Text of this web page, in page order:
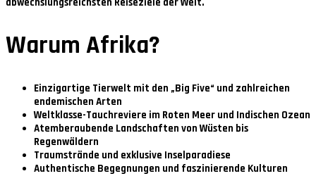
Warum Afrika?
Einzigartige Tierwelt mit den „Big Five“ und zahlreichen
endemischen Arten
Weltklasse-Tauchreviere im Roten Meer und Indischen Ozean
Atemberaubende Landschaften von Wüsten bis
Regenwäldern
Traumstrände und exklusive Inselparadiese
Authentische Begegnungen und faszinierende Kulturen